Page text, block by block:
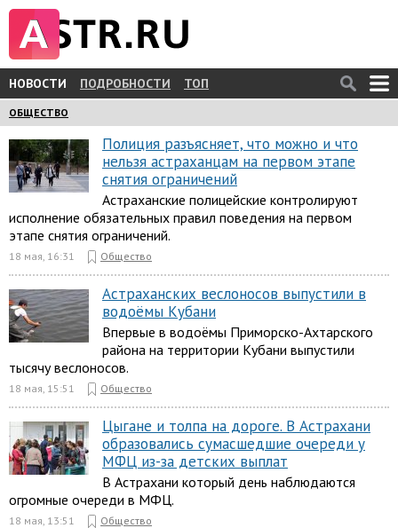
НОВОСТИ ПОДРОБНОСТИ ТОП
ОБЩЕСТВО
Полиция разъясняет, что можно и что
нельзя астраханцам на первом этапе
снятия ограничений
Астраханские полицейские контролируют
исполнение обязательных правил поведения на первом
этапе снятия ограничений.
18 мая, 16:31 Общество
Астраханских веслоносов выпустили в
водоёмы Кубани
Впервые в водоёмы Приморско-Ахтарского
района на территории Кубани выпустили
тысячу веслоносов.
18 мая, 15:51 Общество
Цыгане и толпа на дороге. В Астрахани
образовались сумасшедшие очереди у
МФЦ из-за детских выплат
В Астрахани который день наблюдаются
огромные очереди в МФЦ.
18 мая, 13:51 Общество